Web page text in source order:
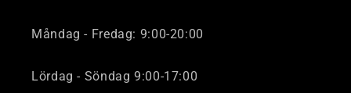
Måndag - Fredag: 9:00-20:00
Lördag - Söndag 9:00-17:00